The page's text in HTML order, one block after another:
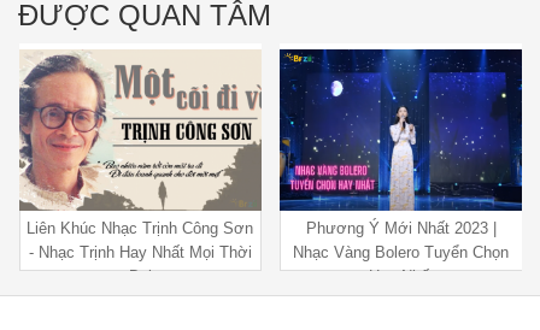
ĐƯỢC QUAN TÂM
Phương Ý Mới Nhất 2023 |
Nhạc Vàng Bolero Tuyển Chọn
Hay Nhất
Liên Khúc Nhạc Sống Thôn Quê